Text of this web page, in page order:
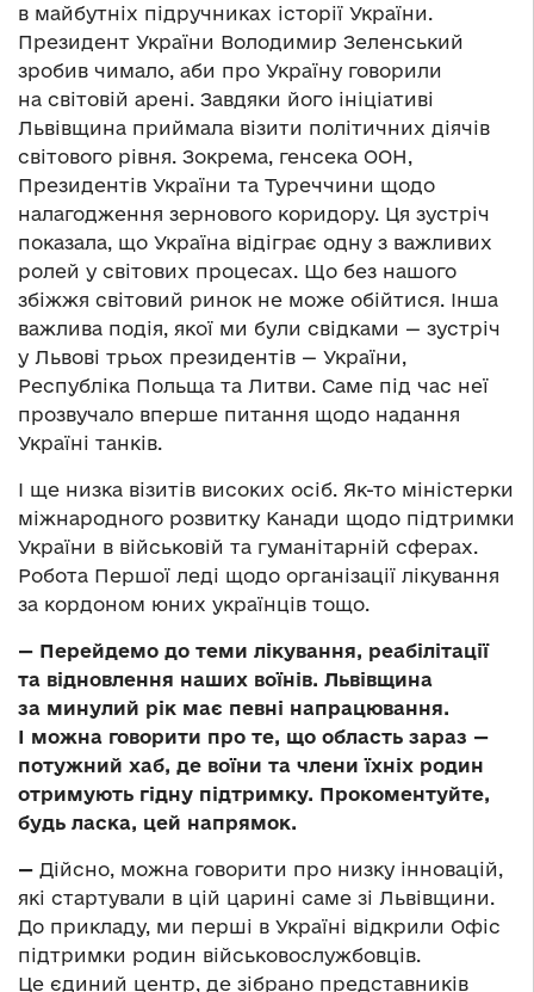
в майбутніх підручниках історії України.
Президент України Володимир Зеленський
зробив чимало, аби про Україну говорили
на світовій арені. Завдяки його ініціативі
Львівщина приймала візити політичних діячів
світового рівня. Зокрема, генсека ООН,
Президентів України та Туреччини щодо
налагодження зернового коридору. Ця зустріч
показала, що Україна відіграє одну з важливих
ролей у світових процесах. Що без нашого
збіжжя світовий ринок не може обійтися. Інша
важлива подія, якої ми були свідками — зустріч
у Львові трьох президентів — України,
Республіка Польща та Литви. Саме під час неї
прозвучало вперше питання щодо надання
Україні танків.
І ще низка візитів високих осіб. Як-то міністерки
міжнародного розвитку Канади щодо підтримки
України в військовій та гуманітарній сферах.
Робота Першої леді щодо організації лікування
за кордоном юних українців тощо.
— Перейдемо до теми лікування, реабілітації
та відновлення наших воїнів. Львівщина
за минулий рік має певні напрацювання.
І можна говорити про те, що область зараз —
потужний хаб, де воїни та члени їхніх родин
отримують гідну підтримку. Прокоментуйте,
будь ласка, цей напрямок.
— Дійсно, можна говорити про низку інновацій,
які стартували в цій царині саме зі Львівщини.
До прикладу, ми перші в Україні відкрили Офіс
підтримки родин військовослужбовців.
Це єдиний центр, де зібрано представників